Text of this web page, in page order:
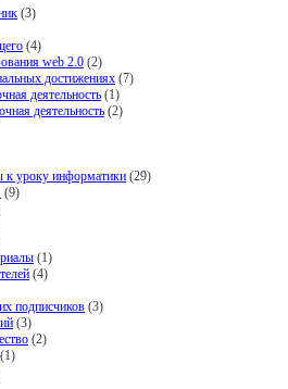
(3)
(4)
web 2.0 (2)
достижениях (7)
деятельность (1)
деятельность (2)
к уроку информатики (29)
(9)
(1)
(4)
подписчиков (3)
(3)
(2)
(1)